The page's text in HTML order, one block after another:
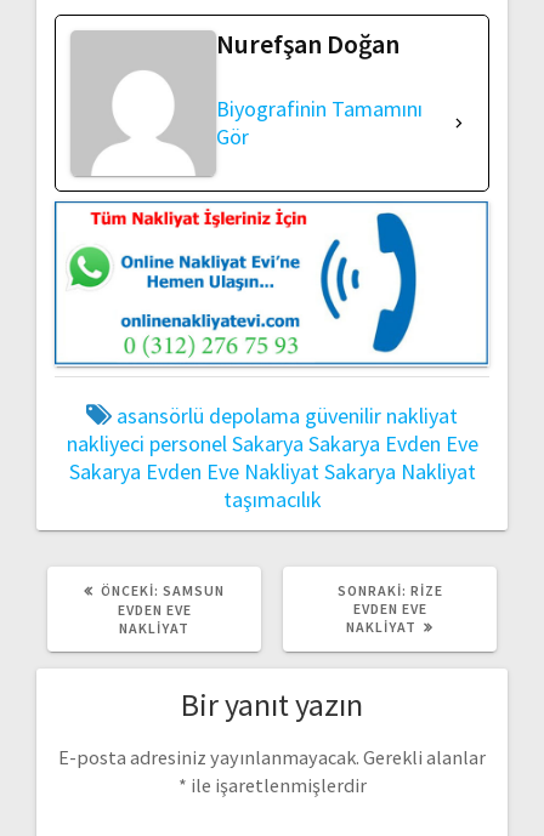
Nurefşan Doğan
Biyografinin Tamamını
Gör
asansörlü depolama güvenilir nakliyat
nakliyeci personelSakarya Sakarya Evden Eve
Sakarya Evden Eve NakliyatSakarya Nakliyat
taşımacılık
ÖNCEKI: ÖNCEKI
YAZI:
SAMSUN
EVDEN EVE
NAKLIYAT
SONRAKI: SONRAKI
YAZI:
RIZE
EVDEN EVE
NAKLIYAT
Bir yanıt yazın
E-posta adresiniz yayınlanmayacak. Gerekli alanlar
* ile işaretlenmişlerdir